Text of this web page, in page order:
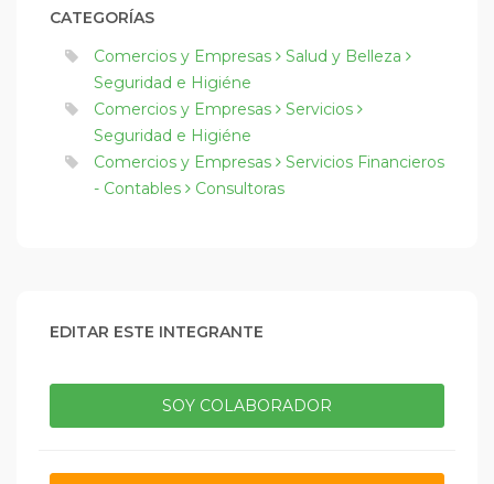
CATEGORÍAS
Comercios y Empresas
Salud y Belleza
Seguridad e Higiéne
Comercios y Empresas
Servicios
Seguridad e Higiéne
Comercios y Empresas
Servicios Financieros
- Contables
Consultoras
EDITAR ESTE INTEGRANTE
SOY COLABORADOR